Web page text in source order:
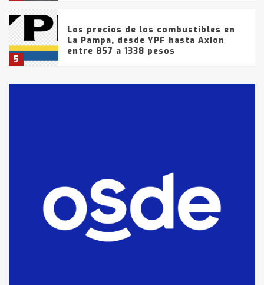
5
Los precios de los combustibles en
La Pampa, desde YPF hasta Axion
entre 857 a 1338 pesos
fueron detenidos por
comercialización de drogas en la
tarde del sábado
T.Lauquen: se vendió el edificio de
lo que fue la planta Industrial del